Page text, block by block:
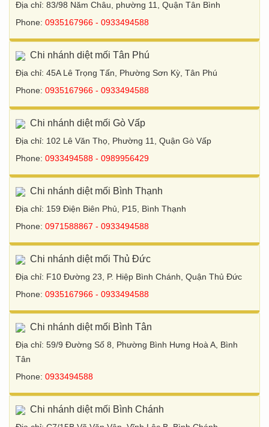
Địa chỉ: 83/98 Năm Châu, phường 11, Quận Tân Bình
Phone: 0935167966 - 0933494588
Chi nhánh diệt mối Tân Phú
Địa chỉ: 45A Lê Trọng Tấn, Phường Sơn Kỳ, Tân Phú
Phone: 0935167966 - 0933494588
Chi nhánh diệt mối Gò Vấp
Địa chỉ: 102 Lê Văn Thọ, Phường 11, Quận Gò Vấp
Phone: 0933494588 - 0989956429
Chi nhánh diệt mối Bình Thạnh
Địa chỉ: 159 Điện Biên Phủ, P15, Bình Thạnh
Phone: 0971588867 - 0933494588
Chi nhánh diệt mối Thủ Đức
Địa chỉ: F10 Đường 23, P. Hiệp Bình Chánh, Quận Thủ Đức
Phone: 0935167966 - 0933494588
Chi nhánh diệt mối Bình Tân
Địa chỉ: 59/9 Đường Số 8, Phường Bình Hưng Hoà A, Bình
Tân
Phone: 0933494588
Chi nhánh diệt mối Bình Chánh